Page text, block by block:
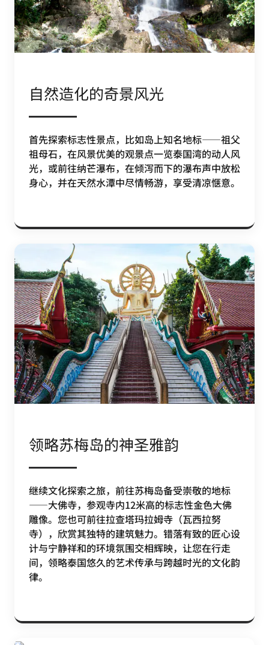
自然造化的奇景风光
首先探索标志性景点，比如岛上知名地标——祖父
祖母石，在风景优美的观景点一览泰国湾的动人风
光，或前往纳芒瀑布，在倾泻而下的瀑布声中放松
身心，并在天然水潭中尽情畅游，享受清凉惬意。
领略苏梅岛的神圣雅韵
继续文化探索之旅，前往苏梅岛备受崇敬的地标
——大佛寺，参观寺内12米高的标志性金色大佛
雕像。您也可前往拉查塔玛拉姆寺（瓦西拉努
寺），欣赏其独特的建筑魅力。错落有致的匠心设
计与宁静祥和的环境氛围交相辉映，让您在行走
间，领略泰国悠久的艺术传承与跨越时光的文化韵
律。